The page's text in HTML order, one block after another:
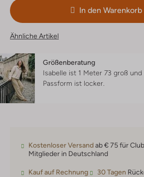
In den Warenkorb
Ähnliche Artikel
Größenberatung
Isabelle ist 1 Meter 73 groß und
Passform ist locker
Kostenloser Versandab € 75 für
Mitglieder in Deutschland
Kauf auf Rechnung 30 Tagen